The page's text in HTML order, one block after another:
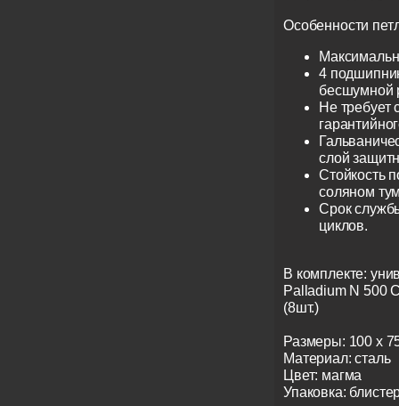
Особенности
4
бесшумной
Не требует
слой
Стойкость
соляном
Срок
циклов.
В комплекте:
Palladium N 500
(8шт.)
Размеры: 100 х
Материал: сталь
Цвет: магма
Упаковка: